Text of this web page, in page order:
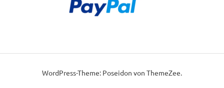
WordPress-Theme: Poseidon von ThemeZee.